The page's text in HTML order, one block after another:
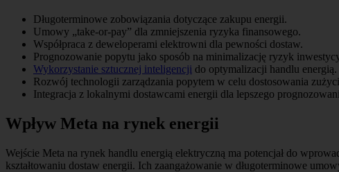
Długoterminowe zobowiązania dotyczące zakupu energii.
Umowy „take-or-pay” dla zmniejszenia ryzyka finansowego.
Współpraca z deweloperami elektrowni dla pewności dostaw.
Prognozowanie popytu jako sposób na minimalizację ryzyk
Wykorzystanie sztucznej inteligencji do optymalizacji handlu energią.
Rozwój technologii zarządzania popytem w celu dostosowania
Integracja z lokalnymi dostawcami energii dla lepszego
Wpływ Meta na rynek energii
Wejście Meta na rynek handlu energią elektryczną ma potencjał do
kształtowaniu dostaw energii. Ich zaangażowanie w długoterminowe